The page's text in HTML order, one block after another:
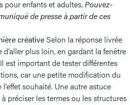
pour enfants et adultes. Pouvez-
de presse à partir de ces
créative Selon la réponse livrée
d’aller plus loin, en gardant la fenêtre
est important de tester différentes
car une petite modification du
souhaité. Une autre astuce
préciser les termes ou les structures